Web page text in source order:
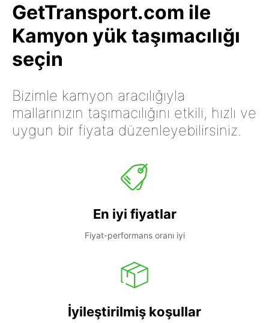
GetTransport.com ile
Kamyon yük taşımacılığı
seçin
Bizimle kamyon aracılığıyla
mallarınızın taşımacılığını etkili, hızlı ve
uygun bir fiyata düzenleyebilirsiniz.
En iyi fiyatlar
Fiyat-performans oranı iyi
İyileştirilmiş koşullar